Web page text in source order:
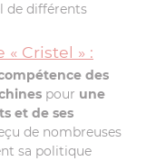
de différents
Cristel » :
des
pour une
et de ses
de nombreuses
sa politique